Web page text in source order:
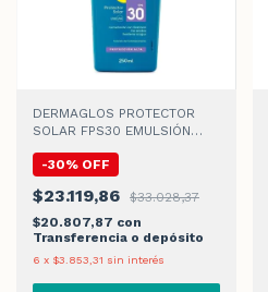
DERMAGLOS PROTECTOR
SOLAR FPS30 EMULSIÓN
-30% OFF
$23.119,86
$33.028,37
$20.807,87 con
Transferencia o depósito
6 x $3.853,31 sin interés